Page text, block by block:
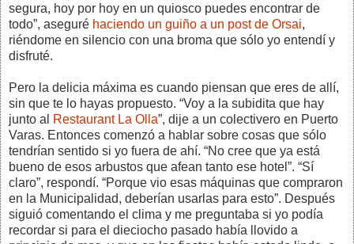
segura, hoy por hoy en un quiosco puedes encontrar de
todo”, aseguré haciendo un guiño a un post de Orsai,
riéndome en silencio con una broma que sólo yo entendí y
disfruté.
Pero la delicia máxima es cuando piensan que eres de allí,
sin que te lo hayas propuesto. “Voy a la subidita que hay
junto al
Restaurant La Olla”, dije a un colectivero en Puerto
Varas. Entonces comenzó a hablar sobre cosas que sólo
tendrían sentido si yo fuera de ahí. “No cree que ya está
bueno de esos arbustos que afean tanto ese hotel”. “Sí
claro”, respondí. “Porque vio esas máquinas que compraron
en la Municipalidad, deberían usarlas para esto”. Después
siguió comentando el clima y me preguntaba si yo podía
recordar si para el dieciocho pasado había llovido a